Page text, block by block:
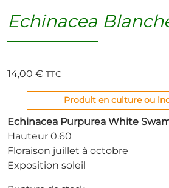
Echinacea
14,00 € TTC
Produit en culture ou
Echinacea Purpurea White
Hauteur 0.60
Floraison juillet à octobre
Exposition soleil